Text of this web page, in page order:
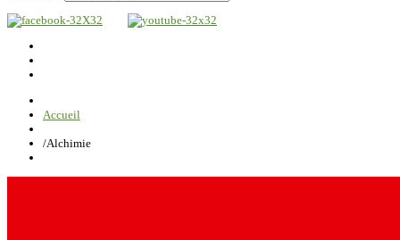
Accueil
/Alchimie